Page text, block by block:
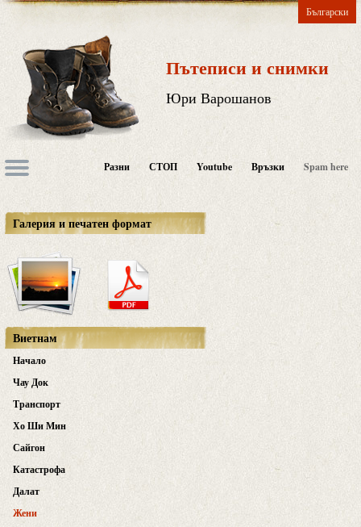
Български
Пътеписи и снимки
Юри Варошанов
Разни СТОП Youtube Връзки Spam here
Галерия и печатен формат
Виетнам
Начало
Чау Док
Транспорт
Хо Ши Мин
Сайгон
Катастрофа
Далат
Жени